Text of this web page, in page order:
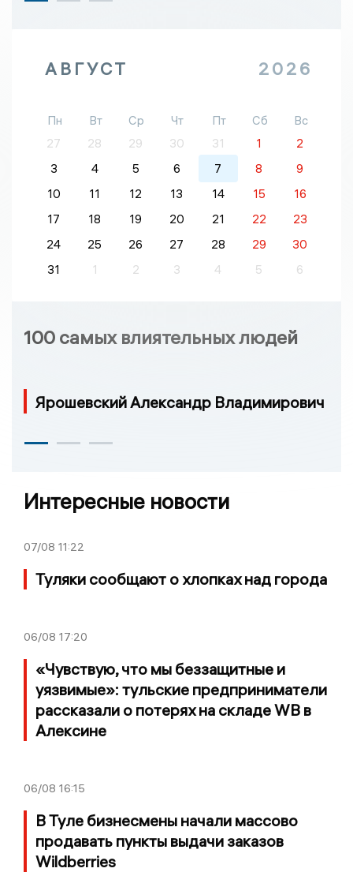
АВГУСТ 2026
Пн Вт Ср Чт Пт Сб
Вс
27
28 29 30 31 1
2
3
4 5 6 7 8
9
10
11 12 13 14 15
16
17
18 19 20 21 22
23
24
25 26 27 28 29
30
31
1 2 3 4 5 6
100 самых влиятельных людей
Ярошевский Александр Владимирович
Интересные новости
07/08 11:22
Туляки сообщают о хлопках над города
06/08 17:20
«Чувствую, что мы беззащитные и
уязвимые»: тульские предприниматели
рассказали о потерях на складе WB в
Алексине
06/08 16:15
В Туле бизнесмены начали массово
продавать пункты выдачи заказов
Wildberries